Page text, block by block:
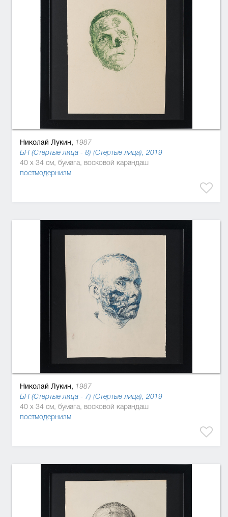
Николай Лукин, 1987
БН (Стертые лица - 8) (Стертые лица), 2019
40 x 34 см, бумага, восковой карандаш
постмодернизм
Николай Лукин, 1987
БН (Стертые лица - 7) (Стертые лица), 2019
40 x 34 см, бумага, восковой карандаш
постмодернизм